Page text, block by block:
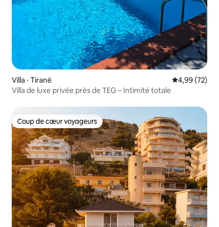
Villa ⋅ Tiranë Évaluation
4,99 (72)
Villa de luxe privée près de TEG – Intimité totale
Coup de cœur voyageurs
Coup de cœur voyageurs